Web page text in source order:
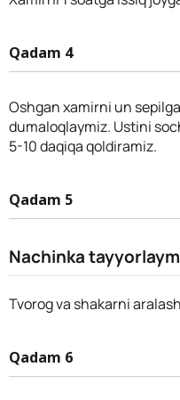
Qadam 4
Oshgan xamirni un
dumaloqlaymiz. Ustini
5-10 daqiqa qoldiramiz.
Qadam 5
Nachinka
Tvorog va shakarni
Qadam 6